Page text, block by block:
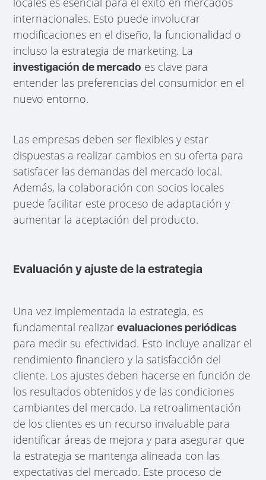
internacionales. Esto puede involucrar
modificaciones en el diseño, la funcionalidad o
incluso la estrategia de marketing. La
investigación de mercado es clave para
entender las preferencias del consumidor en el
nuevo entorno.
Las empresas deben ser flexibles y estar
dispuestas a realizar cambios en su oferta para
satisfacer las demandas del mercado local.
Además, la colaboración con socios locales
puede facilitar este proceso de adaptación y
aumentar la aceptación del producto.
Evaluación y ajuste de la estrategia
Una vez implementada la estrategia, es
fundamental realizarevaluaciones periódicas
para medir su efectividad. Esto incluye analizar el
rendimiento financiero y la satisfacción del
cliente. Los ajustes deben hacerse en función de
los resultados obtenidos y de las condiciones
cambiantes del mercado. La retroalimentación
de los clientes es un recurso invaluable para
identificar áreas de mejora y para asegurar que
la estrategia se mantenga alineada con las
expectativas del mercado. Este proceso de